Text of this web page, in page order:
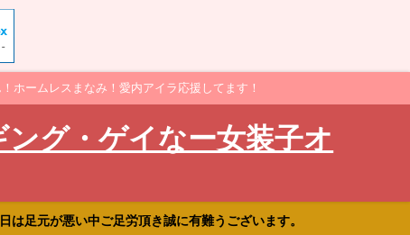
ホームレスまなみ！愛内アイラ応援してます！
グ・ゲイなー女装子オ
足元が悪い中ご足労頂き誠に有難うございます。